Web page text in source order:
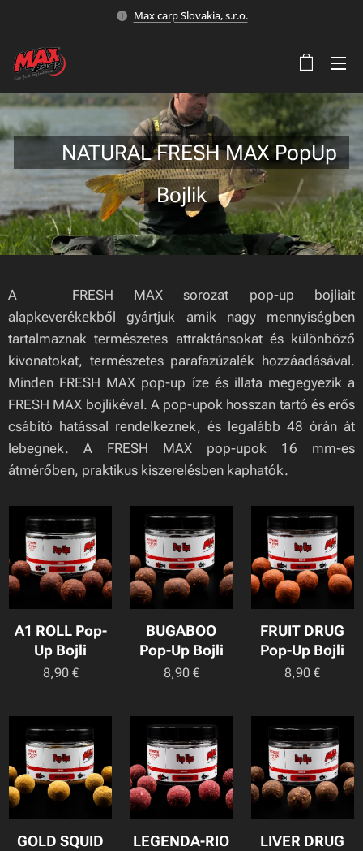
Max carp Slovakia, s.r.o.
🍃 NATURAL FRESH MAX PopUp
Bojlik
A 🍃FRESH MAX sorozat pop-up bojliait
alapkeverékekből gyártjuk amik nagy mennyiségben
tartalmaznak természetes attraktánsokat és különböző
kivonatokat, természetes parafazúzalék hozzáadásával.
Minden FRESH MAX pop-up íze és illata megegyezik a
FRESH MAX bojlikéval. A pop-upok hosszan tartó és erős
csábító hatással rendelkeznek, és legalább 48 órán át
lebegnek. A FRESH MAX pop-upok 16 mm-es
átmérőben, praktikus kiszerelésben kaphatók.
A1 ROLL Pop-
Up Bojli
8,90€
BUGABOO
Pop-Up Bojli
8,90€
FRUIT DRUG
Pop-Up Bojli
8,90 €
GOLD SQUID
LEGENDA-RIO
LIVER DRUG